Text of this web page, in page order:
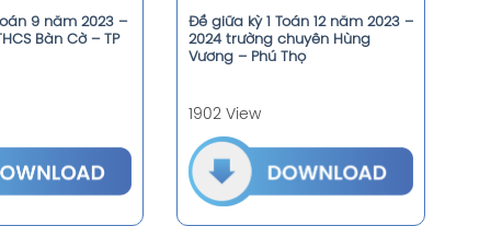
9 năm 2023 –
Bàn Cờ – TP
Đề giữa kỳ 1 Toán 12 năm 2023 –
2024 trường chuyên Hùng
Vương – Phú Thọ
1902 View